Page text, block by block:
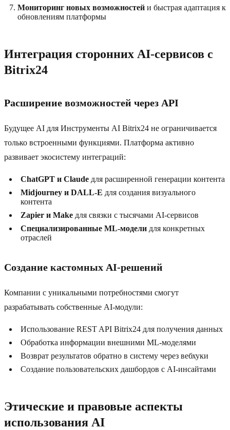
Мониторинг новых возможностей и быстрая адаптация к
обновлениям платформы
Интеграция сторонних AI-сервисов с
Bitrix24
Расширение возможностей через API
Будущее AI для Инструменты AI Bitrix24 не ограничивается
только встроенными функциями. Платформа активно
развивает экосистему интеграций:
ChatGPT и Claude для расширенной генерации контента
Midjourney и DALL-E для создания визуального
контента
Zapier и Make для связки с тысячами AI-сервисов
Специализированные ML-модели для конкретных
отраслей
Создание кастомных AI-решений
Компании с уникальными потребностями смогут
разрабатывать собственные AI-модули:
Использование REST API Bitrix24 для получения данных
Обработка информации внешними ML-моделями
Возврат результатов обратно в систему через вебхуки
Создание пользовательских дашбордов с AI-инсайтами
Этические и правовые аспекты
использования AI